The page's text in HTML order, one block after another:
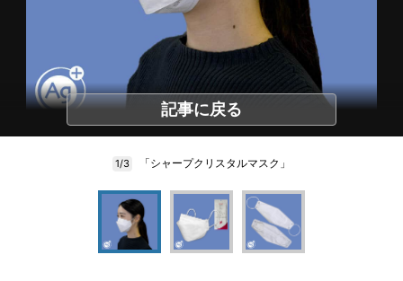
記事に戻る
1/3 「シャープクリスタルマスク」